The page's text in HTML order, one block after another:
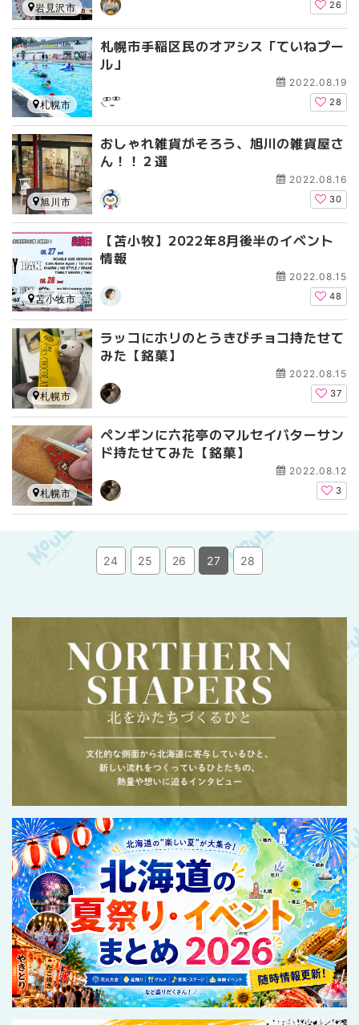
26
岩見沢市
札幌市手稲区民のオアシス「ていねプー
ル」
2022.08.19
28
札幌市
おしゃれ雑貨がそろう、旭川の雑貨屋さ
ん！！２選
2022.08.16
30
旭川市
【苫小牧】2022年8月後半のイベント
情報
2022.08.15
48
苫小牧市
ラッコにホリのとうきびチョコ持たせて
みた【銘菓】
2022.08.15
37
札幌市
ペンギンに六花亭のマルセイバターサン
ド持たせてみた【銘菓】
2022.08.12
3
札幌市
24 25 26 27 28